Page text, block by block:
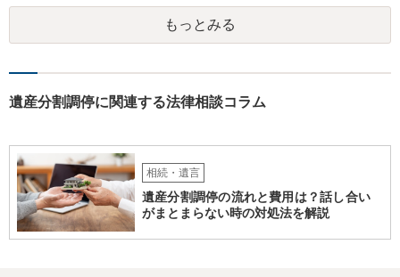
れた方がよいと思います。 倒れた弁護士は脳梗塞で倒れたようで
すが、 判断能力があり、復代理を倒れた弁護士の判断で復代理を
選任したのか 即ち、復代理人の選任は有効なのかという問題もあ
もっとみる
遺産分割調停に関連する法律相談コラム
相続・遺言
遺産分割調停の流れと費用は？話し合い
がまとまらない時の対処法を解説